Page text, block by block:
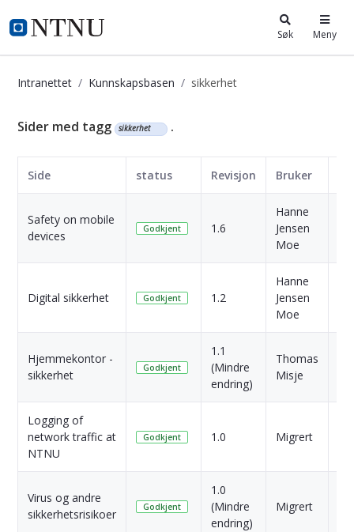
i.ntnu.no Søk Meny
Intranettet Kunnskapsbasen sikkerhet
Kunnskapsbasen
Sider med tagg sikkerhet .
Side status Revisjon Bruker
Safety on mobile
devices
Godkjent 1.6
Hanne
Jensen
Moe
Digital sikkerhet Godkjent 1.2
Hanne
Jensen
Moe
Hjemmekontor -
sikkerhet
Godkjent
1.1
(Mindre
endring)
Thomas
Misje
Logging of
network traffic at
NTNU
Godkjent 1.0 Migrert
Virus og andre
sikkerhetsrisikoer
Godkjent
1.0
(Mindre
endring)
Migrert